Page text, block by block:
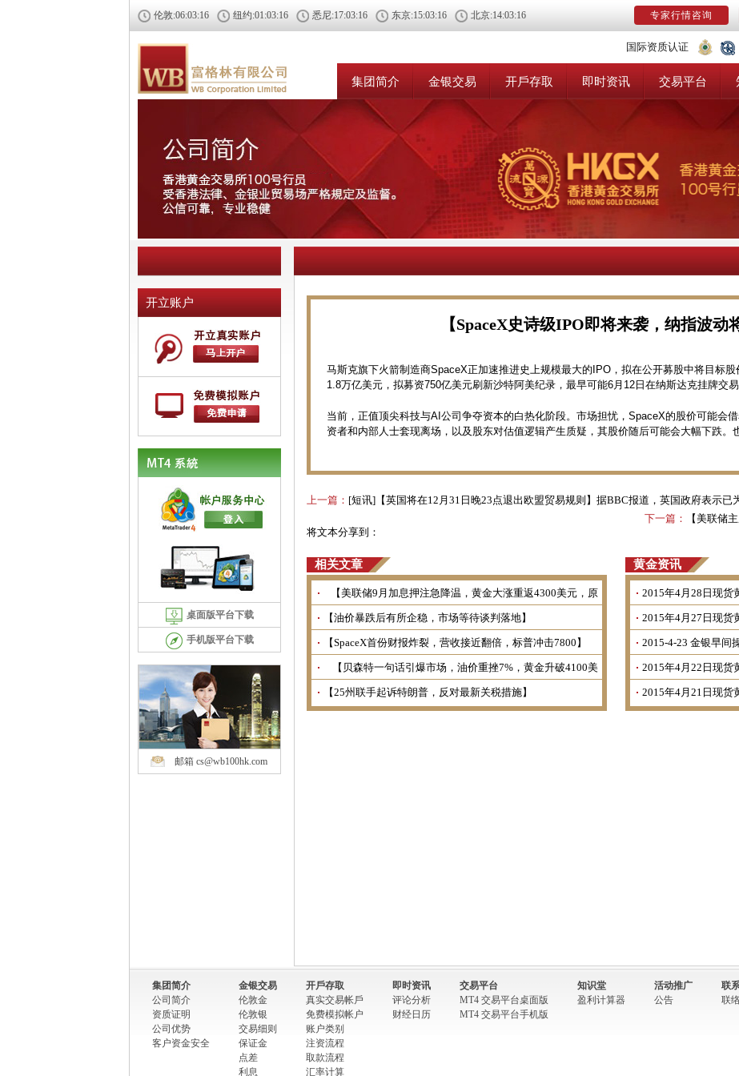
伦敦:06:03:17 纽约:01:03:17 悉尼:17:03:17 东京:15:03:17 北京:14:03:17 专家行情咨询
国际资质认证
集团简介 金银交易 开戶存取 即时资讯 交易平台
开立账户
桌面版平台下载
手机版平台下载
邮箱 cs@wb100hk.com
【SpaceX史诗级IPO即将来袭，纳指波动
马斯克旗下火箭制造商SpaceX正加速推进史上规模最大的IPO，拟在公开募股中将目标
1.8万亿美元，拟募资750亿美元刷新沙特阿美纪录，最早可能6月12日在纳斯达克挂牌交易
当前，正值顶尖科技与AI公司争夺资本的白热化阶段。市场担忧，SpaceX的股价可能会
资者和内部人士套现离场，以及股东对估值逻辑产生质疑，其股价随后可能会大幅下跌。
上一篇： [短讯]【英国将在12月31日晚23点退出欧盟贸易规则】据BBC报道，英国政府表示已
下一篇：
【美联储
将文本分享到：
相关文章
【美联储9月加息押注急降温，黄金大涨重返4300美元，原
【油价暴跌后有所企稳，市场等待谈判落地】
【SpaceX首份财报炸裂，营收接近翻倍，标普冲击7800】
【贝森特一句话引爆市场，油价重挫7%，黄金升破4100美
元，标普创新高】
【25州联手起诉特朗普，反对最新关税措施】
黄金资讯
2015年4月28日现货
2015年4月27日现货
2015-4-23 金银早间
2015年4月22日现货
2015年4月21日现货
集团简介
公司简介
资质证明
公司优势
客户资金安全
金银交易
伦敦金
伦敦银
交易细则
保证金
点差
利息
开戶存取
真实交易帐戶
免费模拟帐户
账户类别
注资流程
取款流程
汇率计算
即时资讯
评论分析
财经日历
交易平台
MT4 交易平台桌面版
MT4 交易平台手机版
知识堂
盈利计算器
活动推广
公告
联
联